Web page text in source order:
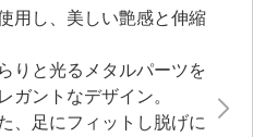
用し、美しい艶感と伸縮
りと光るメタルパーツを
ガントなデザイン。
、足にフィットし脱げに